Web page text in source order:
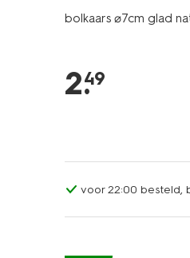
bolkaars ⌀7cm glad
2.
49
voor 22:00 besteld,